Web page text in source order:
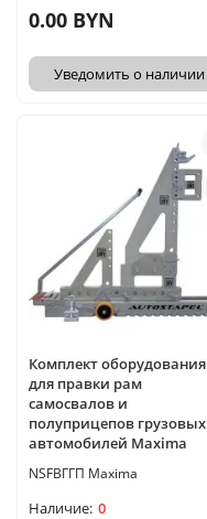
0.00 BYN
Уведомить о наличии
Комплект оборудования
для правки рам
самосвалов и
полуприцепов грузовых
автомобилей Maxima
NSFBГГП Maxima
0